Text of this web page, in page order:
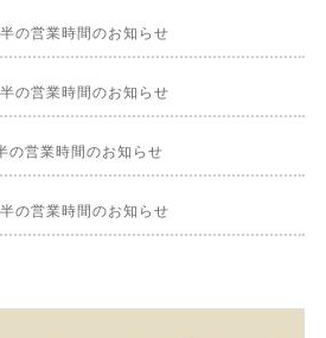
の営業時間のお知らせ
の営業時間のお知らせ
営業時間のお知らせ
の営業時間のお知らせ